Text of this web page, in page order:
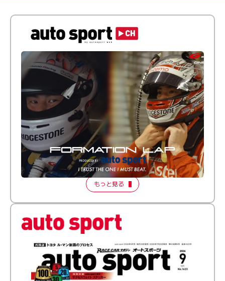
倒す相手を、信じてる。小林利徠斗 × 野村勇斗
【FORMATION LAP Produced by auto sport】
2026 Episode 2
もっと見る